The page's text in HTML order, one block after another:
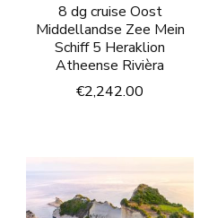
8 dg cruise Oost
Middellandse Zee Mein
Schiff 5 Heraklion
Atheense Rivièra
€2,242.00